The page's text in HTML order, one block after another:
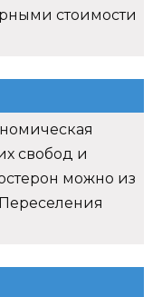
стоимости
свобод и
можно из
Переселения